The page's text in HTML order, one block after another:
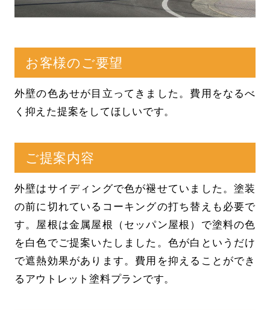
お客様のご要望
外壁の色あせが目立ってきました。費用をなるべ
く抑えた提案をしてほしいです。
ご提案内容
外壁はサイディングで色が褪せていました。塗装
の前に切れているコーキングの打ち替えも必要で
す。屋根は金属屋根（セッパン屋根）で塗料の色
を白色でご提案いたしました。色が白というだけ
で遮熱効果があります。費用を抑えることができ
るアウトレット塗料プランです。